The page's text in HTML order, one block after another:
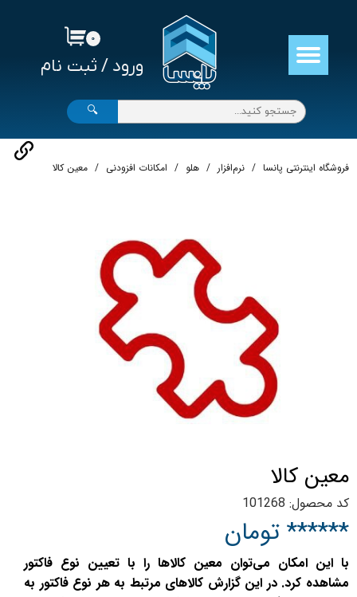
ورود / ثبت نام
حساب کاربری من
تغییر گذر واژه
سفارشات
خروج از حساب کاربری
۰
🔍
فروشگاه اینترنتی پانسا نرم‌افزار هلو امکانات افزودنی معين کالا
معين کالا
کد محصول: 101268
****** تومان
با این امکان می‌توان معین کالاها را با تعیین نوع فاکتور
مشاهده کرد. در این گزارش کالاهای مرتبط به هر نوع فاکتور به